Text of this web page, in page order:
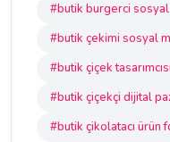
#butik burgerci
#butik çekimi sosyal
#butik çiçek
#butik çiçekçi dijital
#butik çikolatacı ürün